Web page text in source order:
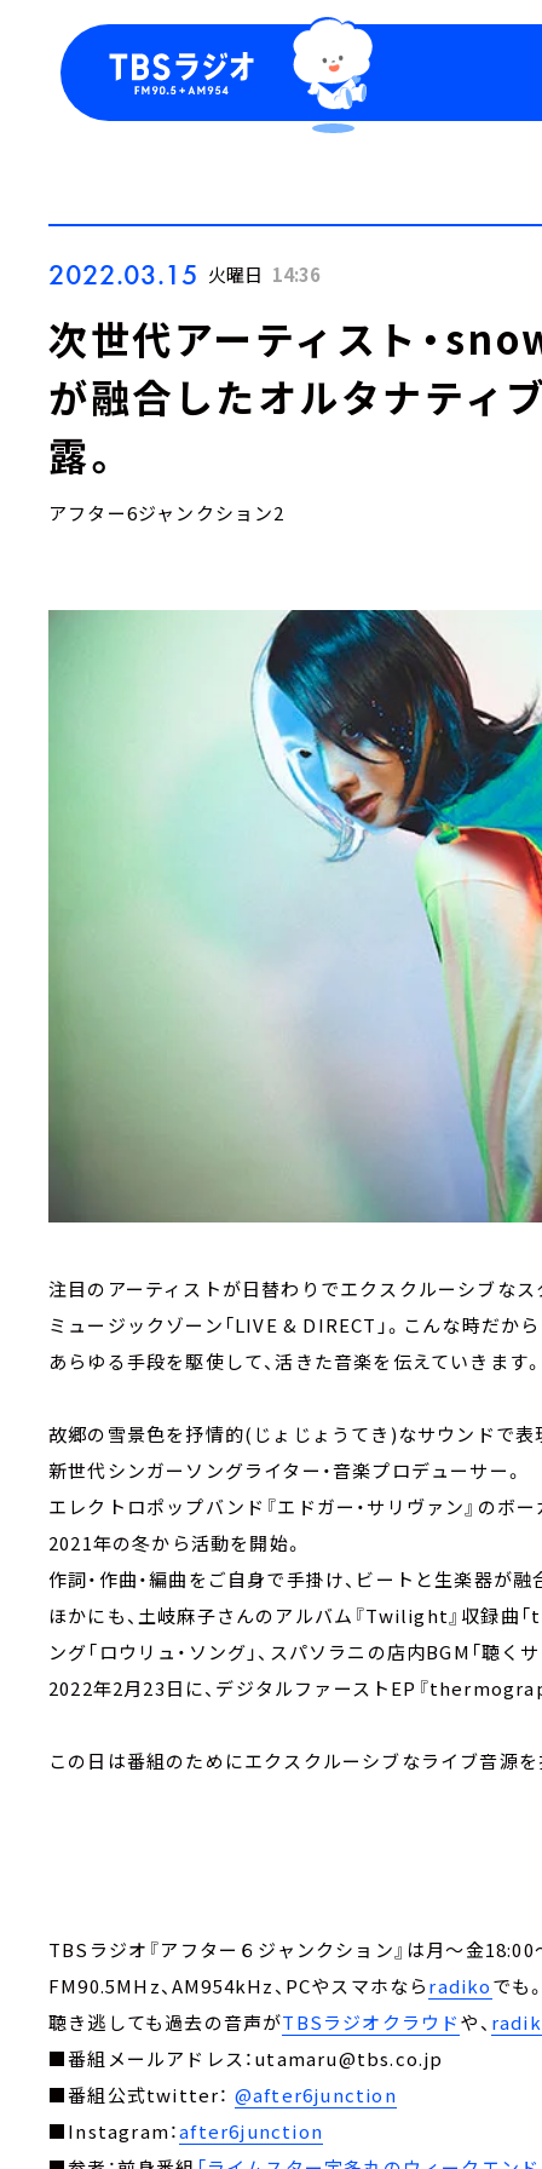
2022.03.15 火曜日 14:36
次世代アーティスト・
が融合したオルタナティ
露。
アフター6ジャンクション2
注目のアーティストが日替わりでエクスクルーシブな
ミュージックゾーン「LIVE & DIRECT」。こんな時だか
あらゆる手段を駆使して、活きた音楽を伝えていきま
故郷の雪景色を抒情的(じょじょうてき)なサウンドで表
新世代シンガーソングライター・音楽プロデューサー。
エレクトロポップバンド『エドガー・サリヴァン』のボ
2021年の冬から活動を開始。
作詞・作曲・編曲をご自身で手掛け、ビートと生楽器が
ほかにも、土岐麻子さんのアルバム『Twilight』収録曲
ング「ロウリュ・ソング」、スパソラニの店内BGM「聴く
2022年2月23日に、デジタルファーストEP『
この日は番組のためにエクスクルーシブなライブ音源
TBSラジオ『アフター６ジャンクション』は月～金18:00
FM90.5MHz、AM954kHz、PCやスマホならradikoでも
聴き逃しても過去の音声がTBSラジオクラウドや、
■番組メールアドレス：utamaru@tbs.co.jp
■番組公式twitter： @after6junction
■Instagram：after6junction